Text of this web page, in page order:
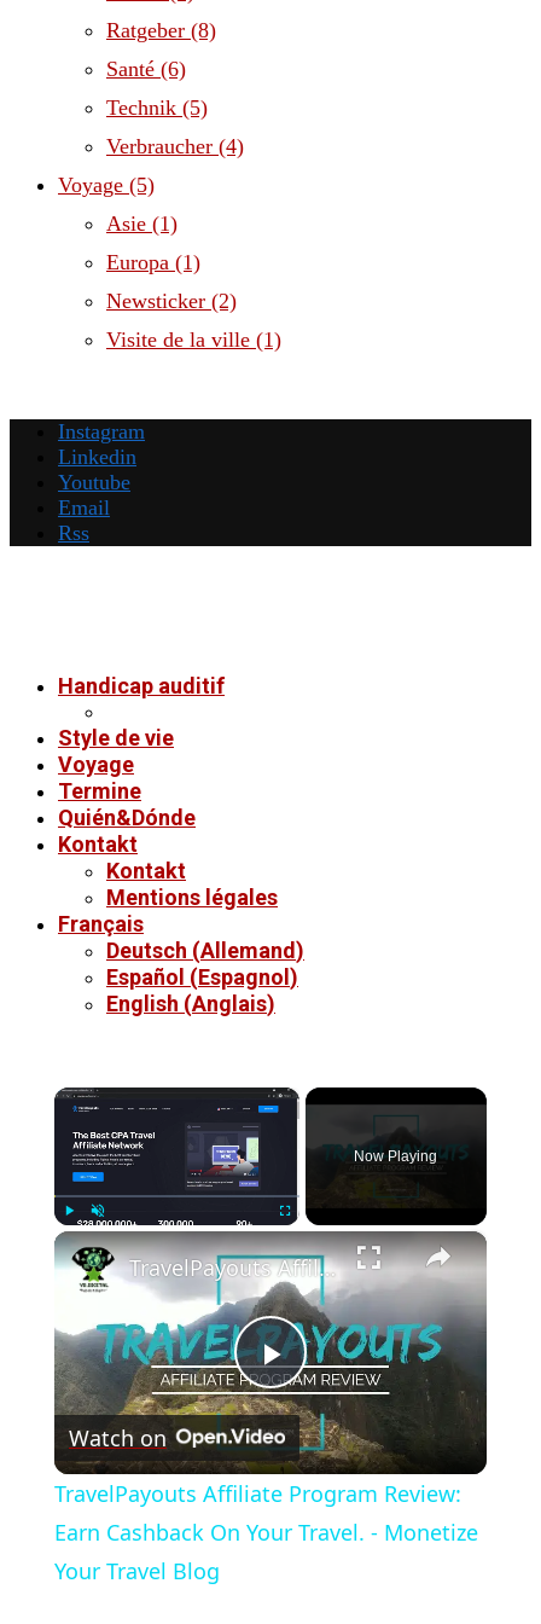
Ratgeber (8)
Santé (6)
Technik (5)
Verbraucher (4)
Voyage (5)
Asie (1)
Europa (1)
Newsticker (2)
Visite de la ville (1)
Instagram
Linkedin
Youtube
Email
Rss
Handicap auditif
Style de vie
Voyage
Termine
Quién&Dónde
Kontakt
Kontakt
Mentions légales
Français
Deutsch (Allemand)
Español (Espagnol)
English (Anglais)
×
Now Playing
×
Play
Video
TravelPayouts Affiliate Program Review: Earn Cashback On Your Travel. - Monetize Your Travel Blog
Watch on
TravelPayouts Affiliate Program Review:
Earn Cashback On Your Travel. - Monetize
Your Travel Blog